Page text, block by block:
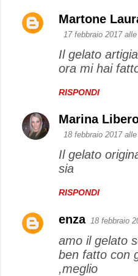
Martone
17 febbraio 2017
Il gelato
ora mi hai
RISPONDI
Marina
18 febbraio 2017
Il gelato
sia
RISPONDI
enza 18 febbraio
amo il gelato
ben fatto con
,meglio